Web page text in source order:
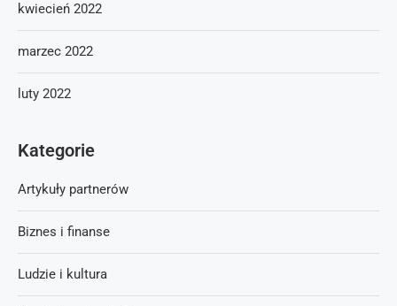
kwiecień 2022
marzec 2022
luty 2022
Kategorie
Artykuły partnerów
Biznes i finanse
Ludzie i kultura